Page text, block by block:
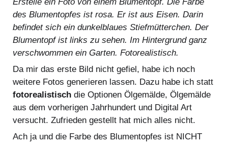
des Blumentopfes ist rosa. Er ist aus Eisen. Darin
befindet sich ein dunkelblaues Stiefmütterchen. Der
Blumentopf ist links zu sehen. Im Hintergrund ganz
verschwommen ein Garten. Fotorealistisch.
Da mir das erste Bild nicht gefiel, habe ich noch
weitere Fotos generieren lassen. Dazu habe ich statt
fotorealistisch die Optionen Ölgemälde, Ölgemälde
aus dem vorherigen Jahrhundert und Digital Art
versucht. Zufrieden gestellt hat mich alles nicht.
Ach ja und die Farbe des Blumentopfes ist NICHT